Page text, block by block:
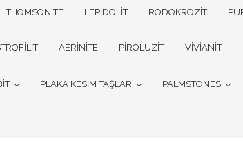
THOMSONITE LEPİDOLİT RODOKROZİT
AERİNİTE PİROLUZİT VİVİANİT
PLAKA KESİM TAŞLAR PALMSTONES